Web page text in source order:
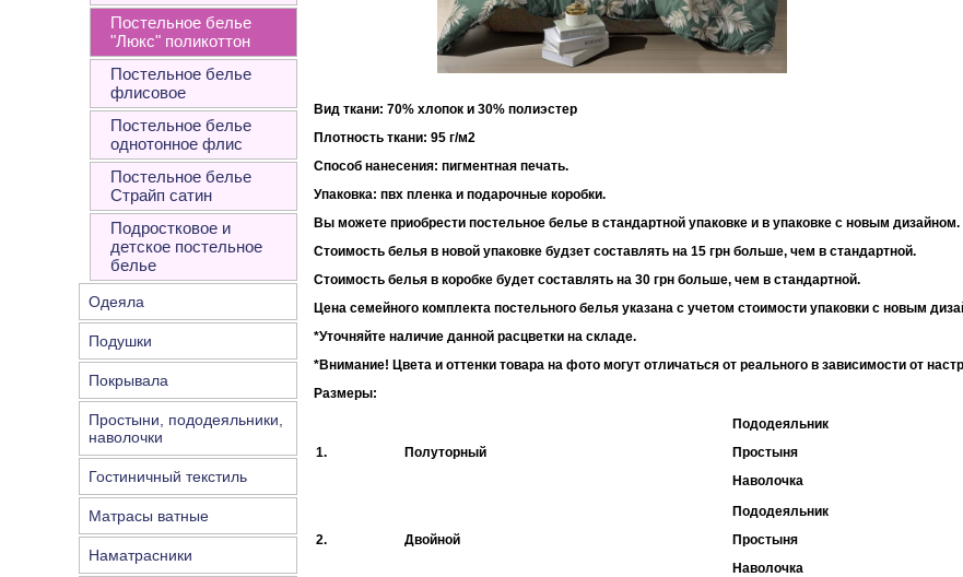
Постельное белье
"Люкс" поликоттон
Постельное белье
флисовое
Постельное белье
однотонное флис
Постельное белье
Страйп сатин
Подростковое и
детское постельное
белье
Одеяла
Подушки
Покрывала
Простыни, пододеяльники,
наволочки
Гостиничный текстиль
Матрасы ватные
Наматрасники
Вид ткани: 70% хлопок и 30% полиэстер
Плотность ткани: 95 г/м2
Способ нанесения: пигментная печать.
Упаковка: пвх пленка и подарочные коробки.
Вы можете приобрести постельное белье в стандартной упаковке и в упаковке с новым дизайном.
Стоимость белья в новой упаковке будзет составлять на 15 грн больше, чем в стандартной.
Стоимость белья в коробке будет составлять на 30 грн больше, чем в стандартной.
Цена семейного комплекта постельного белья указана с учетом стоимости упаковки с новым
*Уточняйте наличие данной расцветки на складе.
*Внимание! Цвета и оттенки товара на фото могут отличаться от реального в зависимости от
Размеры:
1. Полуторный
Пододеяльник
Простыня
Наволочка
2. Двойной
Пододеяльник
Простыня
Наволочка